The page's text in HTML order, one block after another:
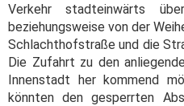
Verkehr stadteinwärts
beziehungsweise von der
Schlachthofstraße und die
Die Zufahrt zu den
Innenstadt her kommend
könnten den gesperrten